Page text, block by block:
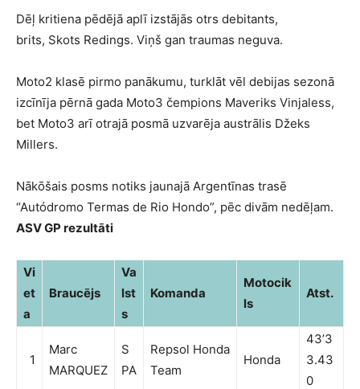
Dēļ kritiena pēdējā aplī izstājās otrs debitants,
brits, Skots Redings. Viņš gan traumas neguva.
Moto2 klasē pirmo panākumu, turklāt vēl debijas sezonā
izcīnīja pērnā gada Moto3 čempions Maveriks Vinjaless,
bet Moto3 arī otrajā posmā uzvarēja austrālis Džeks
Millers.
Nākōšais posms notiks jaunajā Argentīnas trasē
“Autódromo Termas de Rio Hondo”, pēc divām nedēļam.
ASV GP rezultāti
Vi
et
a
Braucējs
Va
lst
s
Komanda
Motocik
ls
Atst.
1
Marc
MARQUEZ
S
PA
Repsol Honda
Team
Honda
43’3
3.43
0